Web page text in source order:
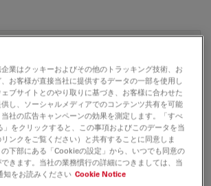
SFL100-7000-Brochure de
2026 PDF, 2 MB
SFL100-7000-Brochure en
業はクッキーおよびその他のトラッキング技術、お
お客様が直接当社に提供するデータの一部を使用し
ブサイトとのやり取りに基づき、お客様に合わせた
し、ソーシャルメディアでのコンテンツ共有を可能
社の広告キャンペーンの効果を測定します。「すべ
をクリックすると、この事項およびこのデータを当
ンクをご覧ください）と共有することに同意しま
下部にある「Cookieの設定」から、いつでも同意の
きます。当社の業務慣行の詳細につきましては、当
をお読みください Cookie Notice